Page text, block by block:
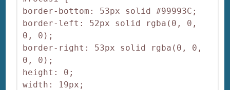
border-bottom: 53px solid #99993C;
border-left: 52px solid rgba(0, 0,
0, 0);
border-right: 53px solid rgba(0, 0,
0, 0);
height: 0;
width: 19px;